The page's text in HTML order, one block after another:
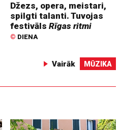
Džezs, opera, meistari,
spilgti talanti. Tuvojas
festivālsRīgas ritmi
© DIENA
Vairāk MŪZIKA